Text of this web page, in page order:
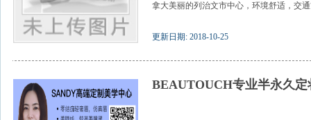
拿大美丽的列治文市中心，环境舒适，交
更新日期: 2018-10-25
BEAUTOUCH专业半永久定